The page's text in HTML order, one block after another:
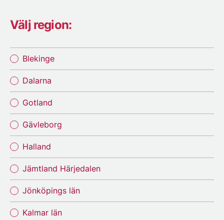
Välj region:
Blekinge
Dalarna
Gotland
Gävleborg
Halland
Jämtland Härjedalen
Jönköpings län
Kalmar län